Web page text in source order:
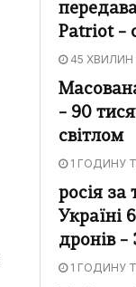
Patriot –
45
– 90
світлом
1 ГОДИНУ
росія
Україні
дронів –
1 ГОДИНУ